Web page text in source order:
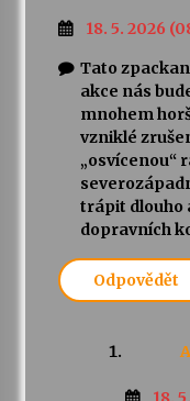
18. 5. 2026
Tato
akce nás
mnohem
vzniklé
„osvícenou“
trápit dlouho
dopravních
Odpovědět